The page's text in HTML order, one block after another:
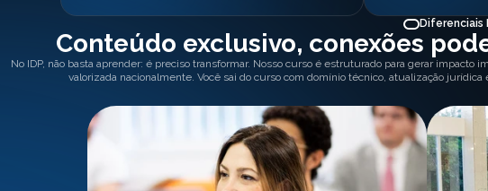
Diferenciais
Conteúdo exclusivo, conexões
No IDP, não basta aprender: é preciso transformar. Nosso curso é estruturado para gerar
valorizada nacionalmente. Você sai do curso com domínio técnico, atualização